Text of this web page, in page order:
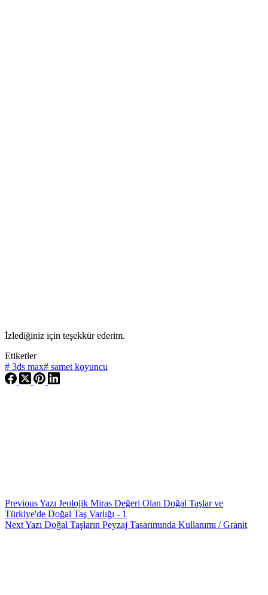
İzlediğiniz için teşekkür ederim.
Etiketler
# 3ds max# samet koyuncu
PreviousYazı Jeolojik Miras Değeri Olan Doğal Taşlar ve
Türkiye'de Doğal Taş Varlığı - 1
NextYazı Doğal Taşların Peyzaj Tasarımında Kullanımı / Granit